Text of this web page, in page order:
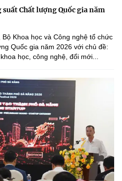
Chất lượng Quốc gia năm
Bộ Khoa học và Công nghệ tổ chức
Quốc gia năm 2026 với chủ đề:
học, công nghệ, đổi mới...